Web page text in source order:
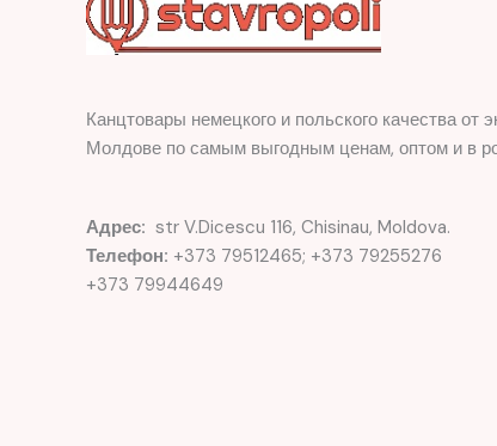
Канцтовары немецкого и польского качества от
Молдове по самым выгодным ценам, оптом и в
Адрес: str V.Dicescu 116, Chisinau, Moldova.
Телефон: +373 79512465; +373 79255276
+373 79944649